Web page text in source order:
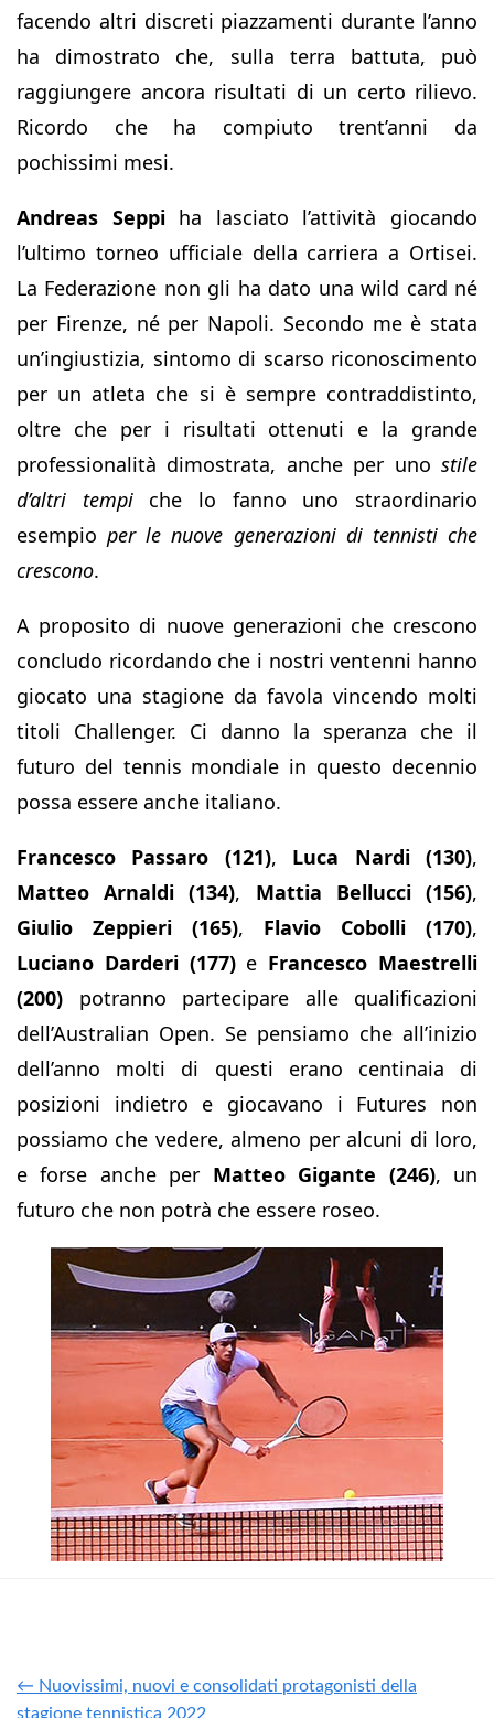
facendo altri discreti piazzamenti durante l’anno
ha dimostrato che, sulla terra battuta, può
raggiungere ancora risultati di un certo rilievo.
Ricordo che ha compiuto trent’anni da
pochissimi mesi.
Andreas Seppiha lasciato l’attività giocando
l’ultimo torneo ufficiale della carriera a Ortisei.
La Federazione non gli ha dato una wild card né
per Firenze, né per Napoli. Secondo me è stata
un’ingiustizia, sintomo di scarso riconoscimento
per un atleta che si è sempre contraddistinto,
oltre che per i risultati ottenuti e la grande
professionalità dimostrata, anche per uno stile
d’altri tempiche lo fanno uno straordinario
esempioper le nuove generazioni di tennisti che
crescono.
A proposito di nuove generazioni che crescono
concludo ricordando che i nostri ventenni hanno
giocato una stagione da favola vincendo molti
titoli Challenger. Ci danno la speranza che il
futuro del tennis mondiale in questo decennio
possa essere anche italiano.
Francesco Passaro (121), Luca Nardi (130),
Matteo Arnaldi (134), Mattia Bellucci (156),
Giulio Zeppieri (165), Flavio Cobolli (170),
Luciano Darderi (177)e Francesco Maestrelli
(200) potranno partecipare alle qualificazioni
dell’Australian Open. Se pensiamo che all’inizio
dell’anno molti di questi erano centinaia di
posizioni indietro e giocavano i Futures non
possiamo che vedere, almeno per alcuni di loro,
e forse anche per Matteo Gigante (246), un
futuro che non potrà che essere roseo.
← Nuovissimi, nuovi e consolidati protagonisti della
stagione tennistica 2022